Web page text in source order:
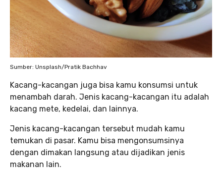
Sumber: Unsplash/Pratik Bachhav
Kacang-kacangan juga bisa kamu konsumsi untuk
menambah darah. Jenis kacang-kacangan itu adalah
kacang mete, kedelai, dan lainnya.
Jenis kacang-kacangan tersebut mudah kamu
temukan di pasar. Kamu bisa mengonsumsinya
dengan dimakan langsung atau dijadikan jenis
makanan lain.